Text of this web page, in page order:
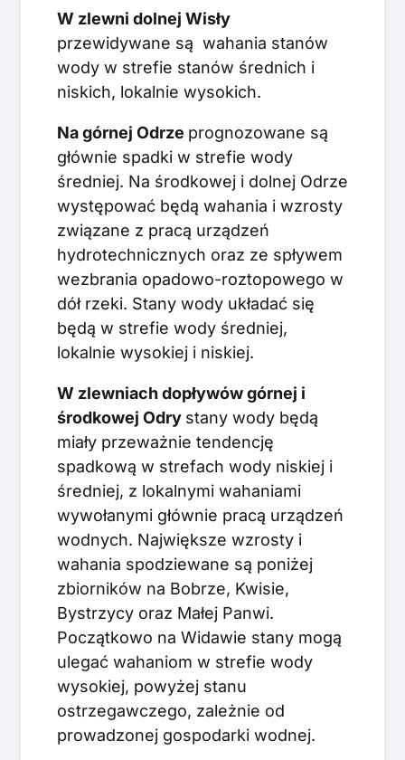
W zlewni dolnej Wisły
przewidywane są wahania stanów
wody w strefie stanów średnich i
niskich, lokalnie wysokich.
Na górnej Odrze prognozowane są
głównie spadki w strefie wody
średniej. Na środkowej i dolnej Odrze
występować będą wahania i wzrosty
związane z pracą urządzeń
hydrotechnicznych oraz ze spływem
wezbrania opadowo-roztopowego w
dół rzeki. Stany wody układać się
będą w strefie wody średniej,
lokalnie wysokiej i niskiej.
W zlewniach dopływów górnej i
środkowej Odry stany wody będą
miały przeważnie tendencję
spadkową w strefach wody niskiej i
średniej, z lokalnymi wahaniami
wywołanymi głównie pracą urządzeń
wodnych. Największe wzrosty i
wahania spodziewane są poniżej
zbiorników na Bobrze, Kwisie,
Bystrzycy oraz Małej Panwi.
Początkowo na Widawie stany mogą
ulegać wahaniom w strefie wody
wysokiej, powyżej stanu
ostrzegawczego, zależnie od
prowadzonej gospodarki wodnej.